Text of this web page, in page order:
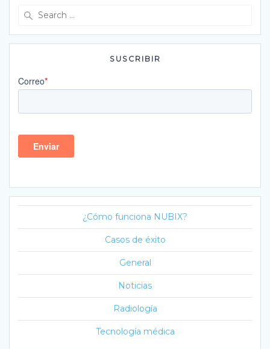
SUSCRIBIR
¿Cómo funciona NUBIX?
Casos de éxito
General
Noticias
Radiología
Tecnología médica